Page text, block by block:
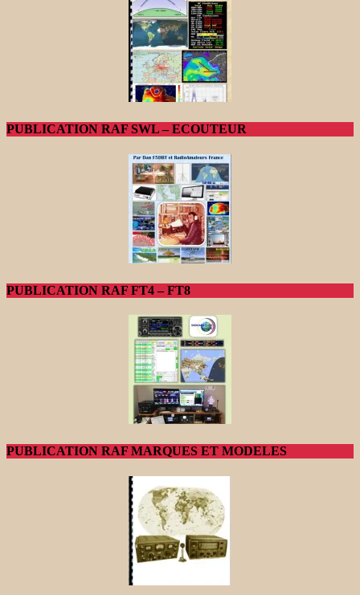
PUBLICATION RAF SWL – ECOUTEUR
PUBLICATION RAF FT4 – FT8
PUBLICATION RAF MARQUES ET MODELES